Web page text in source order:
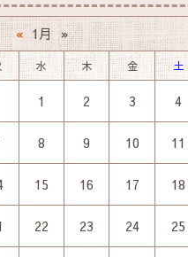
« 1月 »
水 木 金 土
1 2 3 4
8 9 10 11
15 16 17 18
22 23 24 25